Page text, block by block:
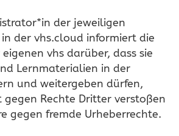
der jeweiligen
der vhs.cloud informiert die
vhs darüber, dass sie
Lernmaterialien in der
und weitergeben dürfen,
Rechte Dritter verstoßen
gegen fremde Urheberrechte.